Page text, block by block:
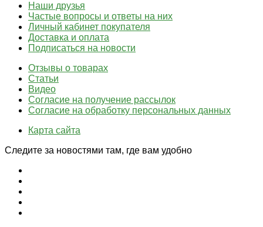
Наши друзья
Частые вопросы и ответы на них
Личный кабинет покупателя
Доставка и оплата
Подписаться на новости
Отзывы о товарах
Статьи
Видео
Согласие на получение рассылок
Согласие на обработку персональных данных
Карта сайта
Следите за новостями там, где вам удобно